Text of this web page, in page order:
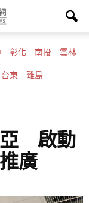
彰化 南投 雲林
台東 離島
亞 啟動
廣